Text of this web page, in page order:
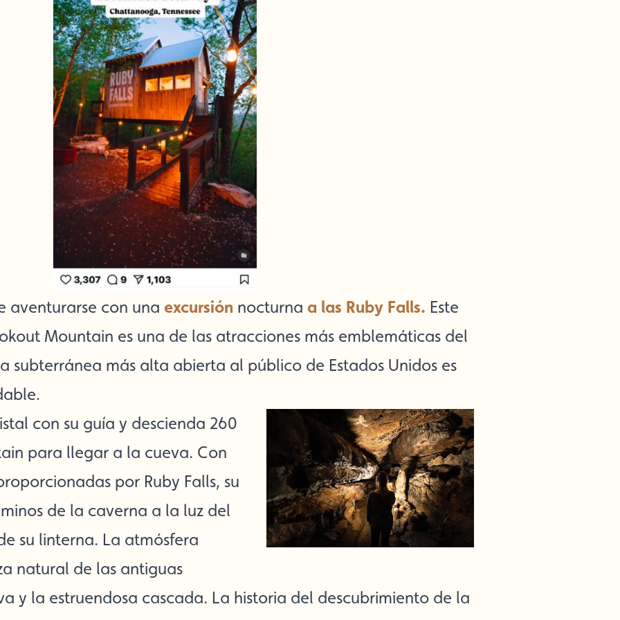
aventurarse con unaexcursión nocturna a las Ruby Falls. Este
Mountain es una de las atracciones más emblemáticas del
subterránea más alta abierta al público de Estados Unidos es
con su guía y descienda 260
para llegar a la cueva. Con
por Ruby Falls, su
de la caverna a la luz del
su linterna. La atmósfera
natural de las antiguas
y la estruendosa cascada. La historia del descubrimiento de la